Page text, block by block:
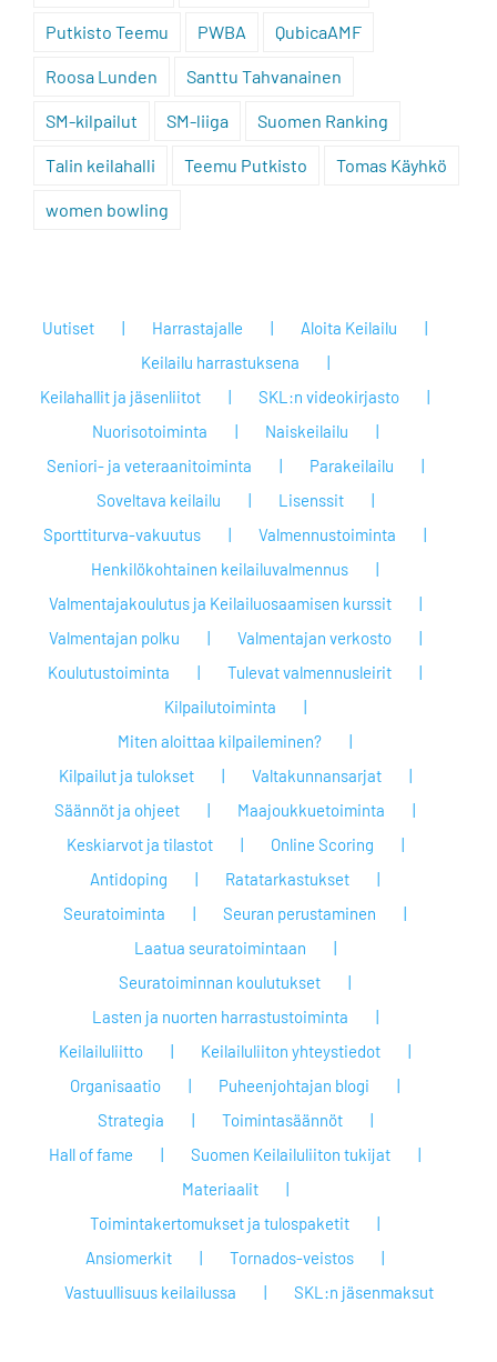
Putkisto Teemu PWBA QubicaAMF
Roosa Lunden Santtu Tahvanainen
SM-kilpailut SM-liiga Suomen Ranking
Talin keilahalli Teemu Putkisto Tomas Käyhkö
women bowling
Uutiset Harrastajalle
Aloita Keilailu
Keilailu harrastuksena
Keilahallit ja jäsenliitot
SKL:n videokirjasto
Nuorisotoiminta
Naiskeilailu
Seniori- ja veteraanitoiminta
Parakeilailu
Soveltava keilailu
Lisenssit
Sporttiturva-vakuutus
Valmennustoiminta
Henkilökohtainen keilailuvalmennus
Valmentajakoulutus ja Keilailuosaamisen kurssit
Valmentajan polku
Valmentajan verkosto
Koulutustoiminta
Tulevat valmennusleirit
Kilpailutoiminta
Miten aloittaa kilpaileminen?
Kilpailut ja tulokset
Valtakunnansarjat
Säännöt ja ohjeet
Maajoukkuetoiminta
Keskiarvot ja tilastot
Online Scoring
Antidoping
Ratatarkastukset
Seuratoiminta
Seuran perustaminen
Laatua seuratoimintaan
Seuratoiminnan koulutukset
Lasten ja nuorten harrastustoiminta
Keilailuliitto
Keilailuliiton yhteystiedot
Organisaatio
Puheenjohtajan blogi
Strategia
Toimintasäännöt
Hall of fame
Suomen Keilailuliiton tukijat
Materiaalit
Toimintakertomukset ja tulospaketit
Ansiomerkit
Tornados-veistos
Vastuullisuus keilailussa
SKL:n jäsenmaksut